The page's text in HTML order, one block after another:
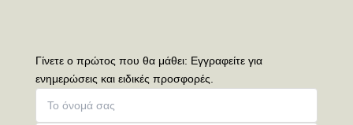
Γίνετε ο πρώτος που θα μάθει: Εγγραφείτε για
ενημερώσεις και ειδικές προσφορές.